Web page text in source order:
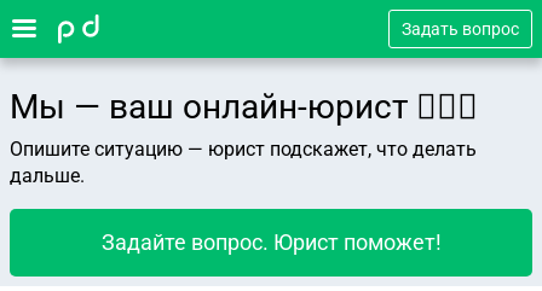
Задать вопрос
Мы — ваш онлайн-юрист 👨🏻‍⚖️
Опишите ситуацию — юрист подскажет, что делать
дальше.
Задайте вопрос. Юрист поможет!